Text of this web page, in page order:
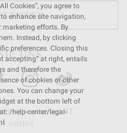
FINDEN
UNS
rights reserved. IT
680404
Cookies”, you agree to
enhance site navigation,
marketing efforts. By
Instead, by clicking
preferences. Closing this
accepting” at right, entails
and therefore the
of cookies or other
You can change your
at the bottom left of
/help-center/legal-